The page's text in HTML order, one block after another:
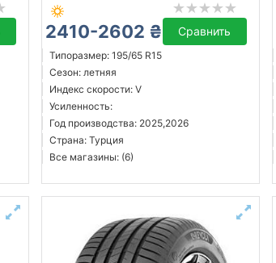
2410-2602 ₴ Сравнить
Типоразмер: 195/65 R15
Сезон: летняя
Индекс скорости: V
Усиленность:
Год производства: 2025,2026
Страна: Турция
Все магазины: (6)